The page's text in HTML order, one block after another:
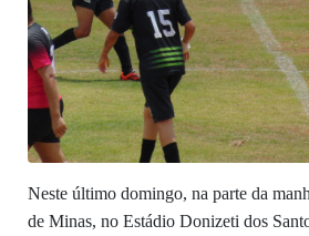
Neste último domingo, na parte da
de Minas, no Estádio Donizeti dos